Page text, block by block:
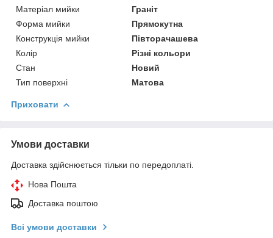
Матеріал мийки
Граніт
Форма мийки
Прямокутна
Конструкція мийки
Півторачашева
Колір
Різні кольори
Стан
Новий
Тип поверхні
Матова
Приховати
Умови доставки
Доставка здійснюється тільки по передоплаті.
Нова Пошта
Доставка поштою
Всі умови доставки